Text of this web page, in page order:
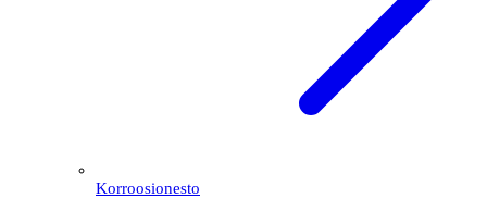
Korroosionesto